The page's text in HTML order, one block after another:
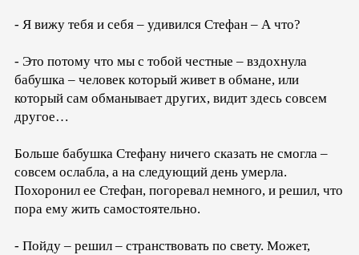
- Я вижу тебя и себя – удивился Стефан – А что?
- Это потому что мы с тобой честные – вздохнула
бабушка – человек который живет в обмане, или
который сам обманывает других, видит здесь совсем
другое…
Больше бабушка Стефану ничего сказать не смогла –
совсем ослабла, а на следующий день умерла.
Похоронил ее Стефан, погоревал немного, и решил, что
пора ему жить самостоятельно.
- Пойду – решил – странствовать по свету. Может,